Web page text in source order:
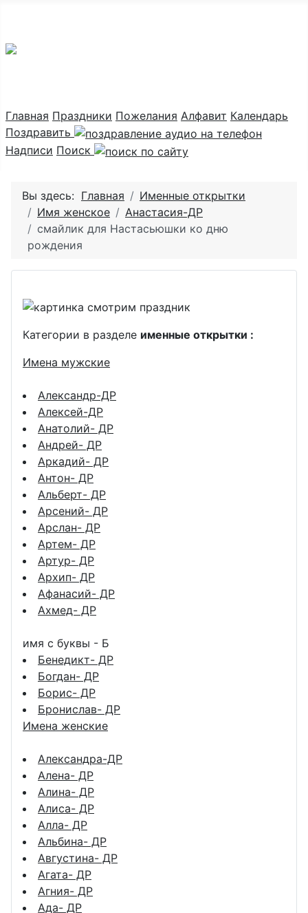
Главная Праздники Пожелания Алфавит Календарь
Поздравить
Надписи Поиск
Вы здесь: Главная
Именные открытки
Имя женское
Анастасия-ДР
смайлик для Настасьюшки ко дню
рождения
Категории в разделе именные открытки :
Имена мужские
Александр-ДР
Алексей-ДР
Анатолий- ДР
Андрей- ДР
Аркадий- ДР
Антон- ДР
Альберт- ДР
Арсений- ДР
Арслан- ДР
Артем- ДР
Артур- ДР
Архип- ДР
Афанасий- ДР
Ахмед- ДР
имя с буквы - Б
Бенедикт- ДР
Богдан- ДР
Борис- ДР
Бронислав- ДР
Имена женские
Александра-ДР
Алена- ДР
Алина- ДР
Алиса- ДР
Алла- ДР
Альбина- ДР
Августина- ДР
Агата- ДР
Агния- ДР
Ада- ДР